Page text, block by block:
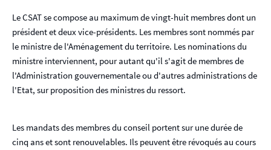
Le CSAT se compose au maximum de vingt-huit membres dont un
président et deux vice-présidents. Les membres sont nommés par
le ministre de l'Aménagement du territoire. Les nominations du
ministre interviennent, pour autant qu'il s'agit de membres de
l'Administration gouvernementale ou d'autres administrations de
l'Etat, sur proposition des ministres du ressort.
Les mandats des membres du conseil portent sur une durée de
cinq ans et sont renouvelables. Ils peuvent être révoqués au cours